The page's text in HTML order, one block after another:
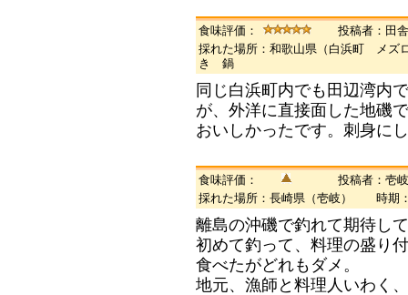
食味評価：
投稿者：田
採れた場所：和歌山県（白浜町
き 鍋
同じ白浜町内でも田辺湾内
が、外洋に直接面した地磯
おいしかったです。刺身に
食味評価：
投稿者：壱岐
採れた場所：長崎県（壱岐） 時期
離島の沖磯で釣れて期待し
初めて釣って、料理の盛り
食べたがどれもダメ。
地元、漁師と料理人いわく